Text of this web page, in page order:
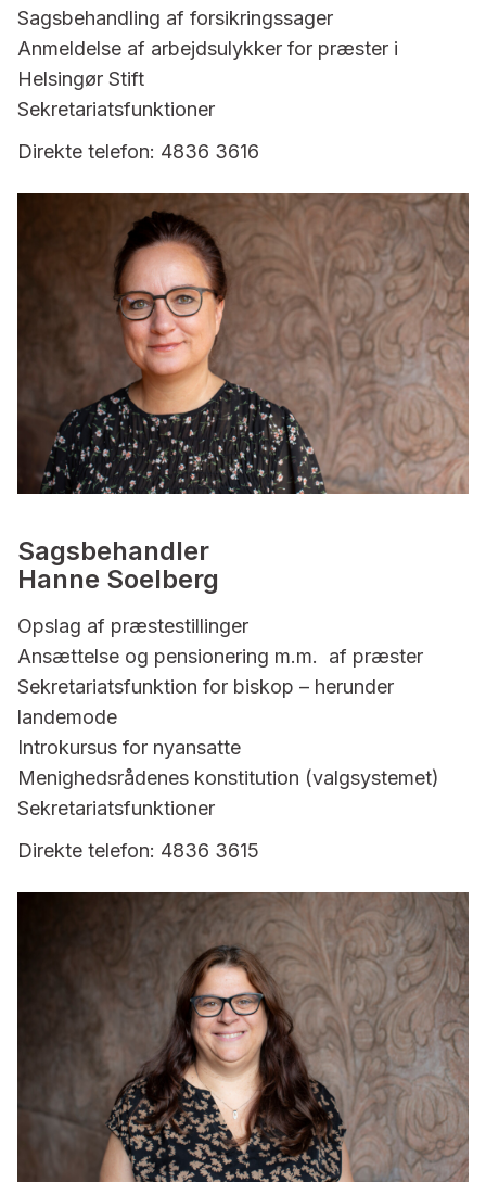
Sagsbehandling af forsikringssager
Anmeldelse af arbejdsulykker for præster i
Helsingør Stift
Sekretariatsfunktioner
Direkte telefon: 4836 3616
Sagsbehandler
Hanne Soelberg
Opslag af præstestillinger
Ansættelse og pensionering m.m. af præster
Sekretariatsfunktion for biskop – herunder
landemode
Introkursus for nyansatte
Menighedsrådenes konstitution (valgsystemet)
Sekretariatsfunktioner
Direkte telefon: 4836 3615